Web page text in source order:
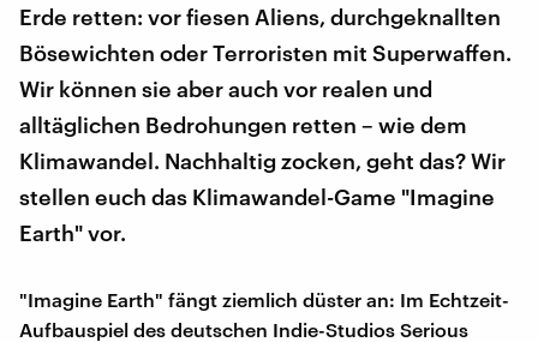
Erde retten: vor fiesen Aliens, durchgeknallten
Bösewichten oder Terroristen mit Superwaffen.
Wir können sie aber auch vor realen und
alltäglichen Bedrohungen retten – wie dem
Klimawandel. Nachhaltig zocken, geht das? Wir
stellen euch das Klimawandel-Game "Imagine
Earth" vor.
"Imagine Earth" fängt ziemlich düster an: Im Echtzeit-
Aufbauspiel des deutschen Indie-Studios Serious